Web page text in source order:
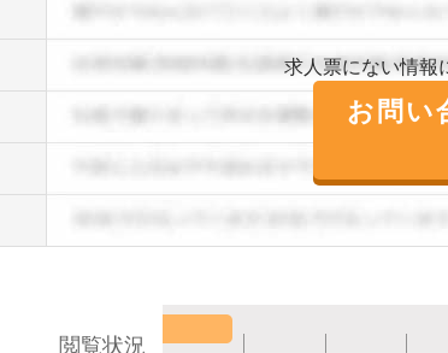
求人票にない情報
お問い
閲覧状況